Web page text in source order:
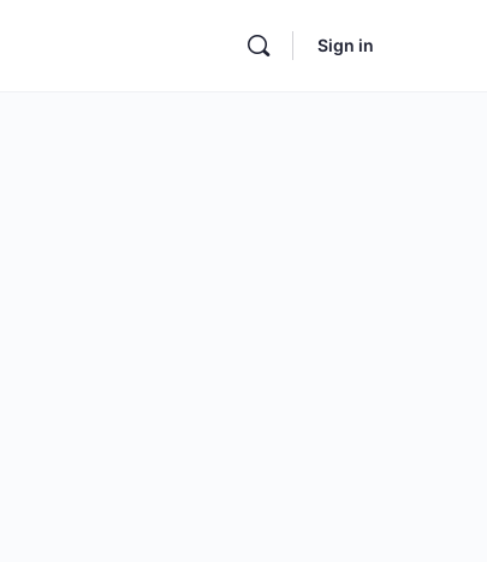
Sign in